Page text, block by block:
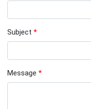
Subject
Message